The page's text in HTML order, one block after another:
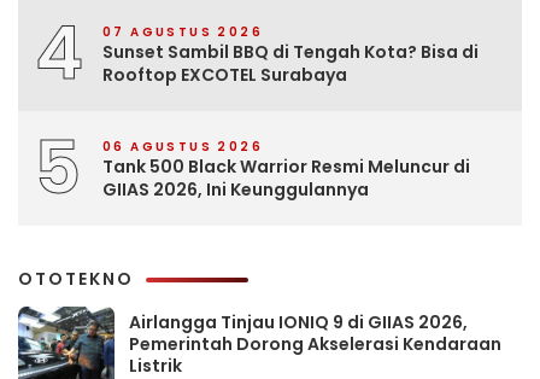
4 07 AGUSTUS 2026
Sunset Sambil BBQ di Tengah Kota? Bisa di
Rooftop EXCOTEL Surabaya
5 06 AGUSTUS 2026
Tank 500 Black Warrior Resmi Meluncur di
GIIAS 2026, Ini Keunggulannya
OTOTEKNO
Airlangga Tinjau IONIQ 9 di GIIAS 2026,
Pemerintah Dorong Akselerasi Kendaraan
Listrik